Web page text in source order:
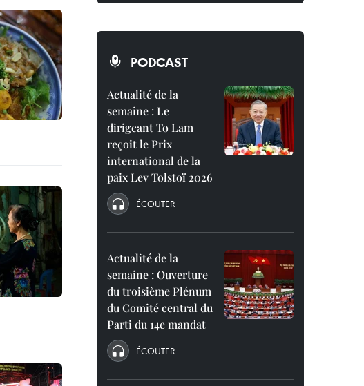
PODCAST
Actualité de la
semaine : Le
dirigeant To Lam
reçoit le Prix
international de la
paix Lev Tolstoï 2026
ÉCOUTER
Actualité de la
semaine : Ouverture
du troisième Plénum
du Comité central du
Parti du 14e mandat
ÉCOUTER